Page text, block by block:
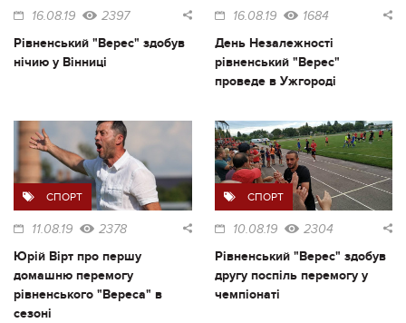
16.08.19 2397
Рівненський "Верес" здобув
нічию у Вінниці
16.08.19 1684
День Незалежності
рівненський "Верес"
проведе в Ужгороді
СПОРТ
11.08.19 2378
Юрій Вірт про першу
домашню перемогу
рівненського "Вереса" в
сезоні
СПОРТ
10.08.19 2304
Рівненський "Верес" здобув
другу поспіль перемогу у
чемпіонаті